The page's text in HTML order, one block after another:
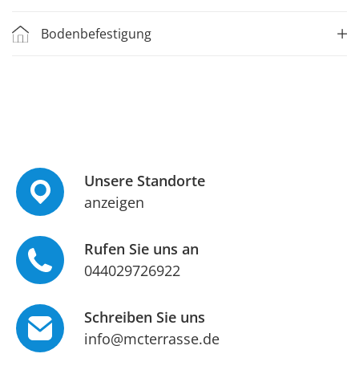
Bodenbefestigung
Unsere Standorte
anzeigen
Rufen Sie uns an
044029726922
Schreiben Sie uns
info@mcterrasse.de